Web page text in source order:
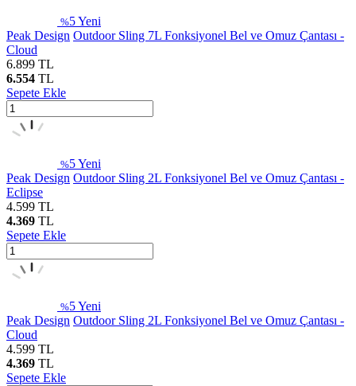
%5Yeni
Peak Design Outdoor Sling 7L Fonksiyonel Bel ve Omuz Çantası -
Cloud
6.899 TL
6.554 TL
Sepete Ekle
%5Yeni
Peak Design Outdoor Sling 2L Fonksiyonel Bel ve Omuz Çantası -
Eclipse
4.599 TL
4.369 TL
Sepete Ekle
%5Yeni
Peak Design Outdoor Sling 2L Fonksiyonel Bel ve Omuz Çantası -
Cloud
4.599 TL
4.369 TL
Sepete Ekle